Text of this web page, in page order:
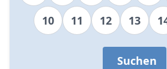
10
11 12 13
Suchen